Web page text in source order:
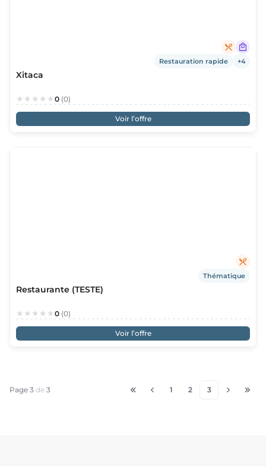
Restauration rapide +4
Xitaca
0 (0)
Voir l’offre
Thématique
Restaurante (TESTE)
0 (0)
Voir l’offre
Page 3 de 3 1 2 3